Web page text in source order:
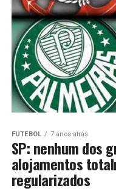
FUTEBOL 7 anos atrás
SP: nenhum dos
alojamentos
regularizados